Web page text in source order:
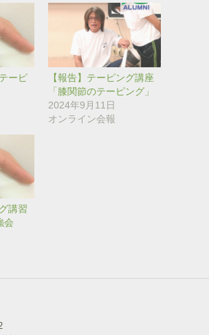
ーピ
【報告】テーピング講座
「膝関節のテーピング」
2024年9月11日
オンライン会報
講習
会